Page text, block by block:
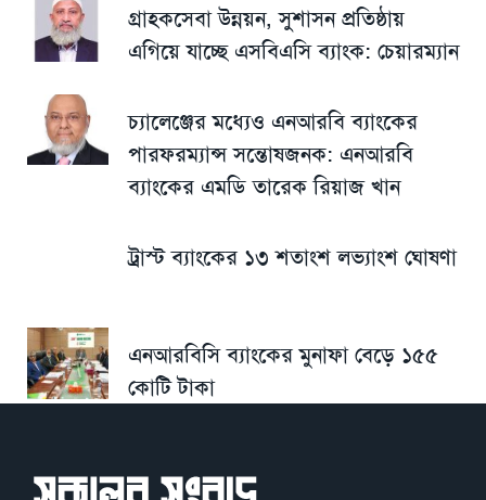
গ্রাহকসেবা উন্নয়ন, সুশাসন প্রতিষ্ঠায়
এগিয়ে যাচ্ছে এসবিএসি ব্যাংক: চেয়ারম্যান
চ্যালেঞ্জের মধ্যেও এনআরবি ব্যাংকের
পারফরম্যান্স সন্তোষজনক: এনআরবি
ব্যাংকের এমডি তারেক রিয়াজ খান
ট্রাস্ট ব্যাংকের ১৩ শতাংশ লভ্যাংশ ঘোষণা
এনআরবিসি ব্যাংকের মুনাফা বেড়ে ১৫৫
কোটি টাকা